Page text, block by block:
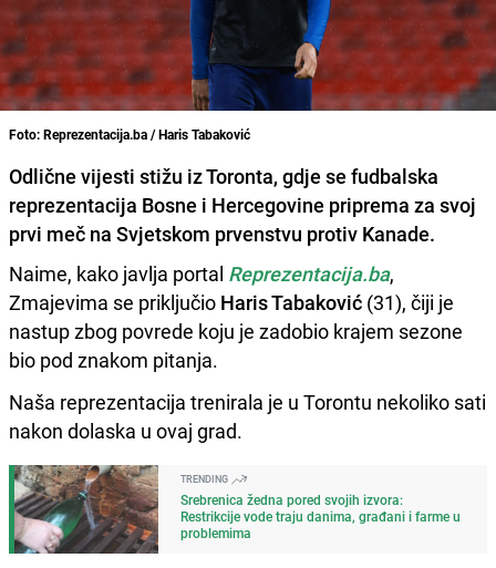
Foto: Reprezentacija.ba / Haris Tabaković
Odlične vijesti stižu iz Toronta, gdje se fudbalska
reprezentacija Bosne i Hercegovine priprema za svoj
prvi meč na Svjetskom prvenstvu protiv Kanade.
Naime, kako javlja portal Reprezentacija.ba,
Zmajevima se priključio Haris Tabaković (31), čiji je
nastup zbog povrede koju je zadobio krajem sezone
bio pod znakom pitanja.
Naša reprezentacija trenirala je u Torontu nekoliko sati
nakon dolaska u ovaj grad.
TRENDING
Srebrenica žedna pored svojih izvora:
Restrikcije vode traju danima, građani i farme u
problemima